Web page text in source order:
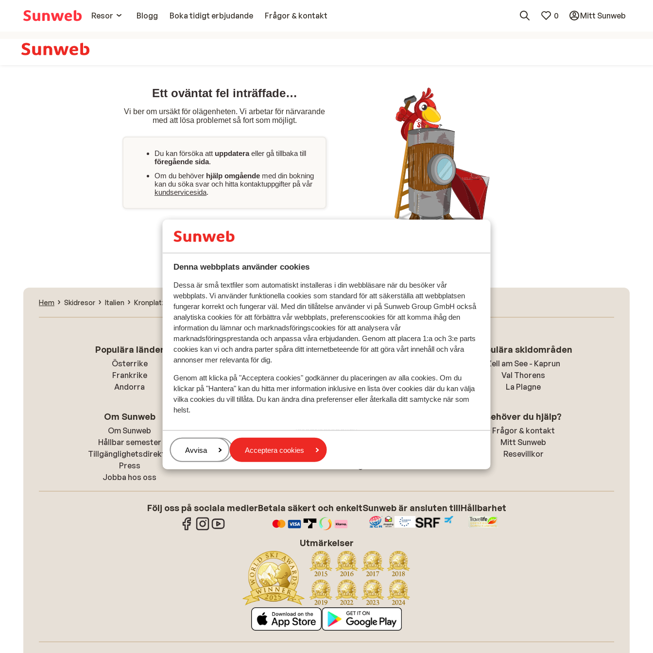
Denna webbplats använder cookies
Dessa är små textfiler som automatiskt installeras i din webbläsare när du besöker vår
webbplats. Vi använder funktionella cookies som standard för att säkerställa att webbplatsen
fungerar korrekt och fungerar väl. Med din tillåtelse använder vi på Sunweb Group GmbH också
analytiska cookies för att förbättra vår webbplats, preferenscookies för att komma ihåg den
information du lämnar och marknadsföringscookies för att analysera vår
marknadsföringsprestanda och anpassa våra erbjudanden. Genom att placera 1:a och 3:e parts
cookies kan vi och andra parter spåra ditt internetbeteende för att göra vårt innehåll och våra
annonser mer relevanta för dig.
Genom att klicka på "Acceptera cookies" godkänner du placeringen av alla cookies. Om du
klickar på "Hantera" kan du hitta mer information inklusive en lista över cookies där du kan välja
vilka cookies du vill tillåta. Du kan ändra dina preferenser eller återkalla ditt samtycke när som
helst.
Hantera
Avvisa Acceptera cookies
Resor
Blogg Boka tidigt erbjudande Frågor & kontakt 0 Mitt Sunweb
Ett oväntat fel inträffade…
Vi ber om ursäkt för olägenheten. Vi arbetar för närvarande
med att lösa problemet så fort som möjligt.
Du kan försöka att uppdateraeller gå tillbaka till
föregående sida.
Om du behöver hjälp omgående med din bokning
kan du söka svar och hitta kontaktuppgifter på vår
kundservicesida.
Sök & boka
Hem Skidresor Italien Kronplatz Rasun (Rasen) Hotel Autentis
Populära länder
Österrike
Frankrike
Andorra
Populära destinationer
Zell am See - Kaprun
Les Trois Vallées
Populära skidområden
Zell am See - Kaprun
Val Thorens
La Plagne
Om Sunweb
Om Sunweb
Hållbar semester
Tillgänglighetsdirektiv
Press
Jobba hos oss
Integritetspolicy
Cookies
Marknadsföringsinställningar
Behöver du hjälp?
Frågor & kontakt
Mitt Sunweb
Resevillkor
Följ oss på sociala medierBetala säkert och enkeltSunweb är ansluten tillHållbarhet
Utmärkelser